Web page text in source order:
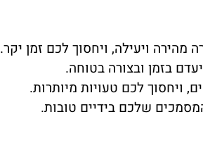
ויעילה, ויחסוך לכם זמן יקר.
בזמן ובצורה בטוחה.
ויחסוך לכם טעויות מיותרות.
שלכם בידיים טובות.